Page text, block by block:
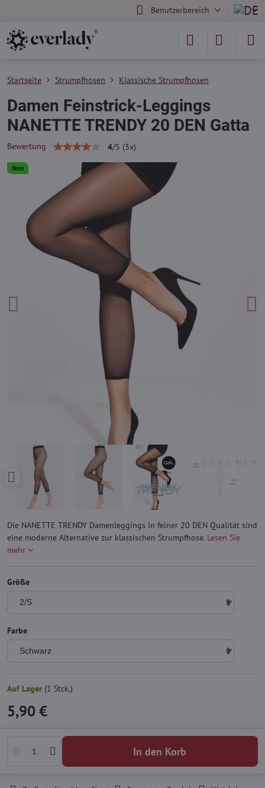
Benutzerbereich
Neu
Startseite Strumpfhosen Klassische Strumpfhosen
Damen Feinstrick-Leggings
NANETTE TRENDY 20 DEN Gatta
Bewertung 4/5 (3x)
Die NANETTE TRENDY Damenleggings in feiner 20 DEN Qualität sind
eine moderne Alternative zur klassischen Strumpfhose. Lesen Sie
mehr
Größe
Farbe
Auf Lager (1 Stck.)
5,90 €
In den Korb